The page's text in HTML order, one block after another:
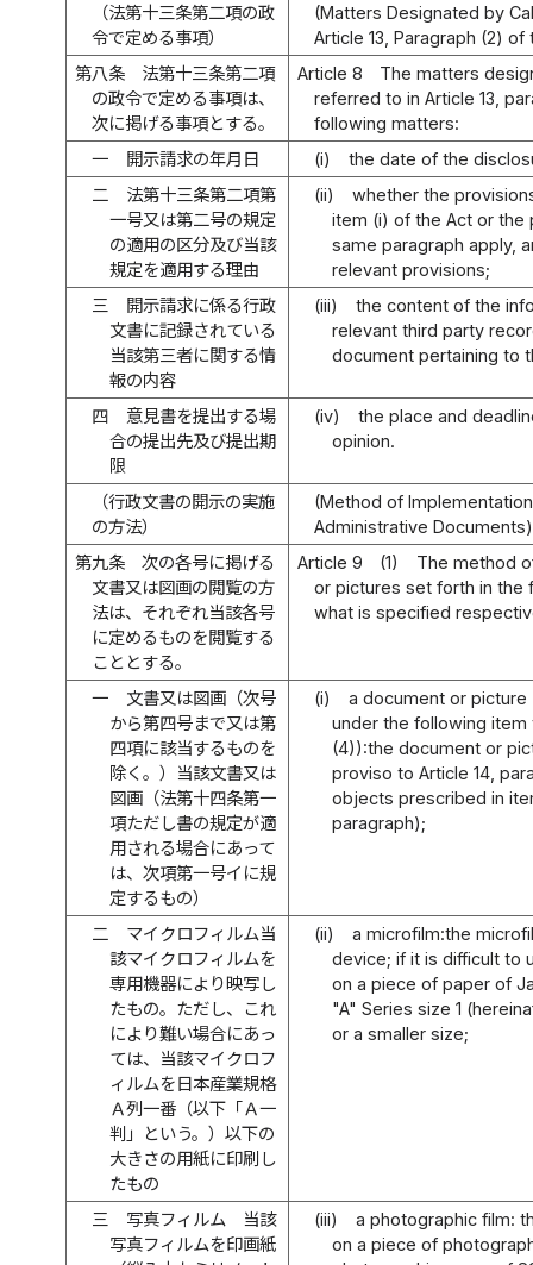
（法第十三条第二項の政
令で定める事項）
(Matters Designated by
Article 13, Paragraph (2) of
第八条
法第十三条第二項
の政令で定める事項は、
次に掲げる事項とする。
Article 8
The matters
referred to in Article 13,
following matters:
一
開示請求の年月日 (i)
the date of the
二
法第十三条第二項第
一号又は第二号の規定
の適用の区分及び当該
規定を適用する理由
(ii)
whether the
item (i) of the Act or the
same paragraph apply,
relevant provisions;
三
開示請求に係る行政
文書に記録されている
当該第三者に関する情
報の内容
(iii)
the content of the
relevant third party
document pertaining to
四
意見書を提出する場
合の提出先及び提出期
限
(iv)
the place and
opinion.
（行政文書の開示の実施
の方法）
(Method of
Administrative Documents)
第九条
次の各号に掲げる
文書又は図画の閲覧の方
法は、それぞれ当該各号
に定めるものを閲覧する
こととする。
Article 9 (1)
The method
or pictures set forth in the
what is specified
一
文書又は図画（次号
から第四号まで又は第
四項に該当するものを
除く。）当該文書又は
図画（法第十四条第一
項ただし書の規定が適
用される場合にあって
は、次項第一号イに規
定するもの）
(i)
a document or
under the following
(4)):the document or
proviso to Article 14,
objects prescribed in
paragraph);
二
マイクロフィルム当
該マイクロフィルムを
専用機器により映写し
たもの。ただし、これ
により難い場合にあっ
ては、当該マイクロフ
ィルムを日本産業規格
Ａ列一番（以下「Ａ一
判」という。）以下の
大きさの用紙に印刷し
たもの
(ii)
a microfilm:the
device; if it is difficult to
on a piece of paper of
"A" Series size 1
or a smaller size;
三
写真フィルム 当該
写真フィルムを印画紙
(iii)
a photographic film:
on a piece of